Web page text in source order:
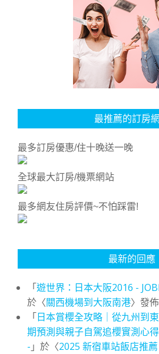
最推薦的訂房
最多訂房優惠/住十晚送一晚
全球最大訂房/機票網站
最多網友住房評價~不怕踩雷!
最新的回應
「遊世界：日本大阪2016 -
於〈關西機場到大阪南港〉發
「日本賞櫻全攻略｜從九州到
期預測與親子自駕追櫻實測心
- 」於〈2025 新宿車站飯店推